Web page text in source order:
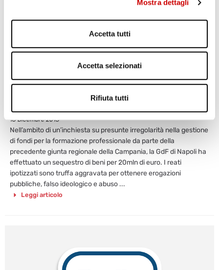
Mostra dettagli
Accetta tutti
Accetta selezionati
Rifiuta tutti
SEQUESTRATI 20 MILIONI
18 Dicembre 2013
Nell’ambito di un’inchiesta su presunte irregolarità nella gestione
di fondi per la formazione professionale da parte della
precedente giunta regionale della Campania, la GdF di Napoli ha
effettuato un sequestro di beni per 20mln di euro. I reati
ipotizzati sono truffa aggravata per ottenere erogazioni
pubbliche, falso ideologico e abuso ...
Leggi articolo